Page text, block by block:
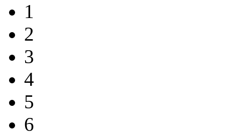
1
2
3
4
5
6